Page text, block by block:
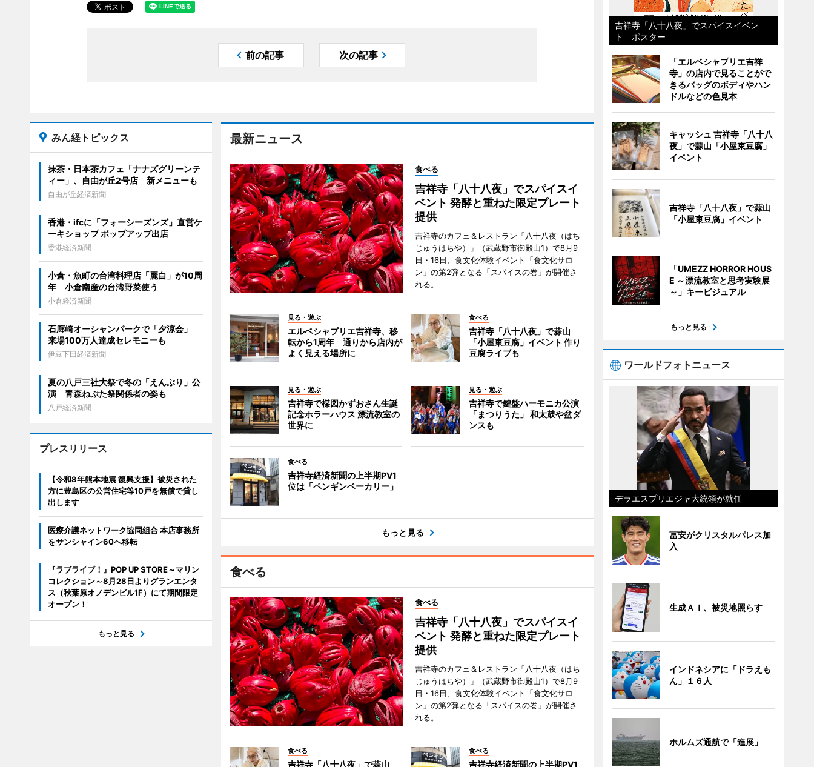
前の記事 次の記事
最新ニュース
食べる
吉祥寺「八十八夜」でスパイスイ
ベント 発酵と重ねた限定プレート
提供
吉祥寺のカフェ＆レストラン「八十八夜（はち
じゅうはちや）」（武蔵野市御殿山1）で8月9
日・16日、食文化体験イベント「食文化サロ
ン」の第2弾となる「スパイスの巻」が開催さ
れる。
見る・遊ぶ
エルベシャプリエ吉祥寺、移
転から1周年 通りから店内が
よく見える場所に
食べる
吉祥寺「八十八夜」で蒜山
「小屋束豆腐」イベント 作り
豆腐ライブも
見る・遊ぶ
吉祥寺で楳図かずおさん生誕
記念ホラーハウス 漂流教室の
世界に
見る・遊ぶ
吉祥寺で鍵盤ハーモニカ公演
「まつりうた」 和太鼓や盆ダ
ンスも
食べる
吉祥寺経済新聞の上半期PV1
位は「ペンギンベーカリー」
もっと見る
食べる
食べる
吉祥寺「八十八夜」でスパイスイ
ベント 発酵と重ねた限定プレート
提供
吉祥寺のカフェ＆レストラン「八十八夜（はち
じゅうはちや）」（武蔵野市御殿山1）で8月9
日・16日、食文化体験イベント「食文化サロ
ン」の第2弾となる「スパイスの巻」が開催さ
れる。
食べる
吉祥寺「八十八夜」で蒜山
食べる
吉祥寺経済新聞の上半期PV1
みん経トピックス
抹茶・日本茶カフェ「ナナズグリーンテ
ィー」、自由が丘2号店 新メニューも
自由が丘経済新聞
香港・ifcに「フォーシーズンズ」直営ケ
ーキショップ ポップアップ出店
香港経済新聞
小倉・魚町の台湾料理店「麗白」が10周
年 小倉南産の台湾野菜使う
小倉経済新聞
石廊崎オーシャンパークで「夕涼会」
来場100万人達成セレモニーも
伊豆下田経済新聞
夏の八戸三社大祭で冬の「えんぶり」公
演 青森ねぶた祭関係者の姿も
八戸経済新聞
プレスリリース
【令和8年熊本地震 復興支援】被災された
方に豊島区の公営住宅等10戸を無償で貸し
出します
医療介護ネットワーク協同組合 本店事務所
をサンシャイン60へ移転
『ラブライブ！』POP UP STORE～マリン
コレクション～8月28日よりグランエンタ
ス（秋葉原オノデンビル1F）にて期間限定
オープン！
もっと見る
吉祥寺「八十八夜」でスパイスイベン
ト ポスター
「エルベシャプリエ吉祥
寺」の店内で見ることがで
きるバッグのボディやハン
ドルなどの色見本
キャッシュ 吉祥寺「八十八
夜」で蒜山「小屋束豆腐」
イベント
吉祥寺「八十八夜」で蒜山
「小屋束豆腐」イベント
「UMEZZ HORROR HOUS
E ～漂流教室と思考実験展
～」キービジュアル
もっと見る
ワールドフォトニュース
デラエスプリエジャ大統領が就任
冨安がクリスタルパレス加
入
生成ＡＩ、被災地照らす
インドネシアに「ドラえも
ん」１６人
ホルムズ通航で「進展」